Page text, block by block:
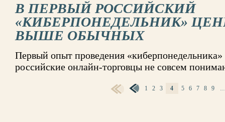
В ПЕРВЫЙ РОССИЙСКИЙ
«КИБЕРПОНЕДЕЛЬНИК»
ВЫШЕ ОБЫЧНЫХ
Первый опыт проведения «киберпонедельника»
российские онлайн-торговцы не совсем
1 2 3 4 5 6 7 8 9